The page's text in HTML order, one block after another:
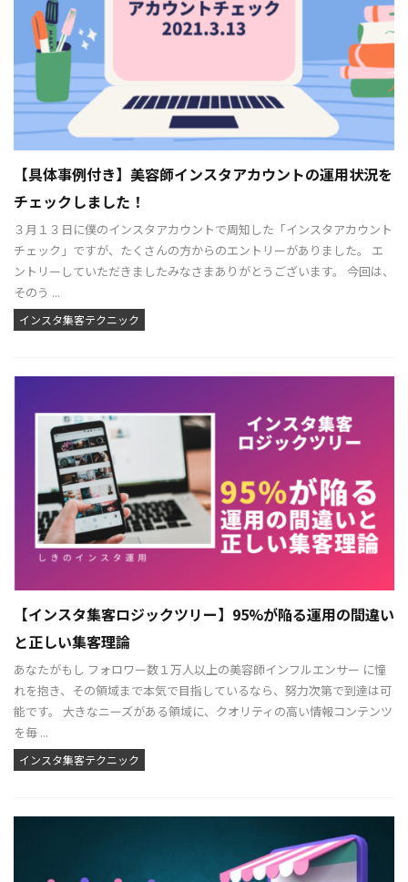
【具体事例付き】美容師インスタアカウントの運用状況を
チェックしました！
３月１３日に僕のインスタアカウントで周知した「インスタアカウント
チェック」ですが、たくさんの方からのエントリーがありました。 エ
ントリーしていただきましたみなさまありがとうございます。 今回は、
そのう ...
インスタ集客テクニック
【インスタ集客ロジックツリー】95%が陥る運用の間違い
と正しい集客理論
あなたがもし フォロワー数１万人以上の美容師インフルエンサー に憧
れを抱き、その領域まで本気で目指しているなら、努力次第で到達は可
能です。 大きなニーズがある領域に、クオリティの高い情報コンテンツ
を毎 ...
インスタ集客テクニック